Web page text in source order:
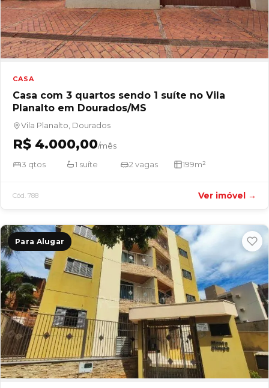
CASA
Casa com 3 quartos sendo 1 suíte no Vila
Planalto em Dourados/MS
Vila Planalto, Dourados
R$ 4.000,00/mês
3 qtos
1 suíte 2 vagas 199m²
Cód. 788 Ver imóvel →
Para Alugar